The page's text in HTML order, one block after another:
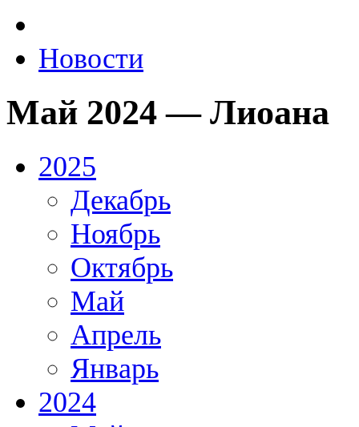
Новости
Май 2024 — Лиоана
2025
Декабрь
Ноябрь
Октябрь
Май
Апрель
Январь
2024